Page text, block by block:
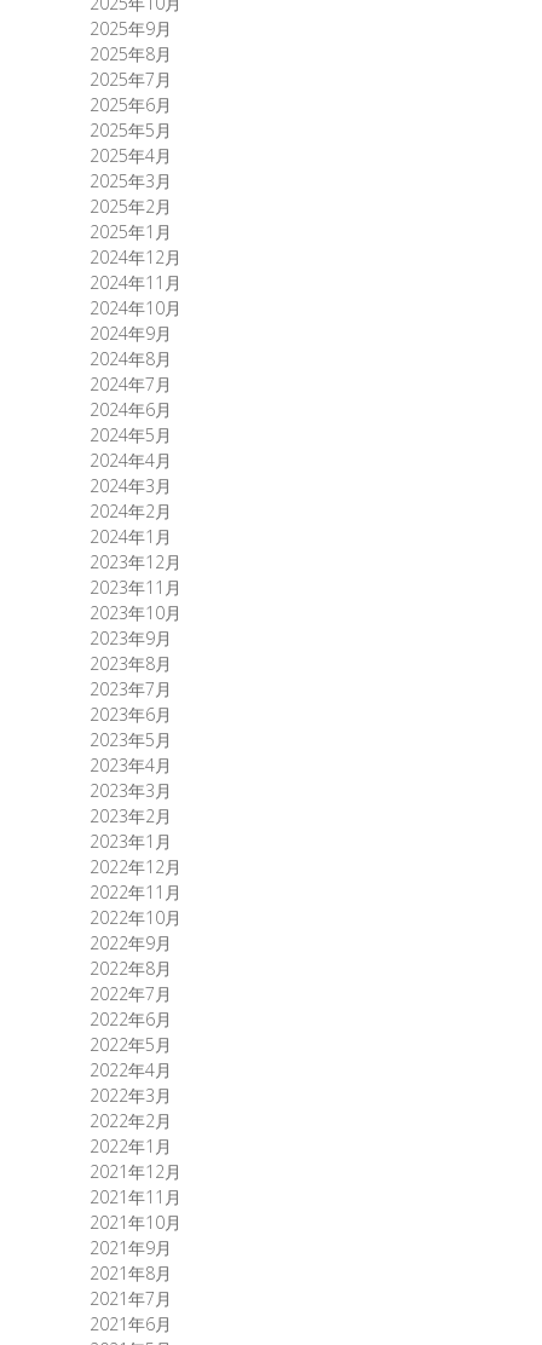
2025年9月
2025年8月
2025年7月
2025年6月
2025年5月
2025年4月
2025年3月
2025年2月
2025年1月
2024年12月
2024年11月
2024年10月
2024年9月
2024年8月
2024年7月
2024年6月
2024年5月
2024年4月
2024年3月
2024年2月
2024年1月
2023年12月
2023年11月
2023年10月
2023年9月
2023年8月
2023年7月
2023年6月
2023年5月
2023年4月
2023年3月
2023年2月
2023年1月
2022年12月
2022年11月
2022年10月
2022年9月
2022年8月
2022年7月
2022年6月
2022年5月
2022年4月
2022年3月
2022年2月
2022年1月
2021年12月
2021年11月
2021年10月
2021年9月
2021年8月
2021年7月
2021年6月